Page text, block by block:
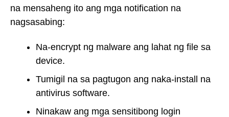
na mensaheng ito ang mga notification na
nagsasabing:
Na-encrypt ng malware ang lahat ng file sa
device.
Tumigil na sa pagtugon ang naka-install na
antivirus software.
Ninakaw ang mga sensitibong login